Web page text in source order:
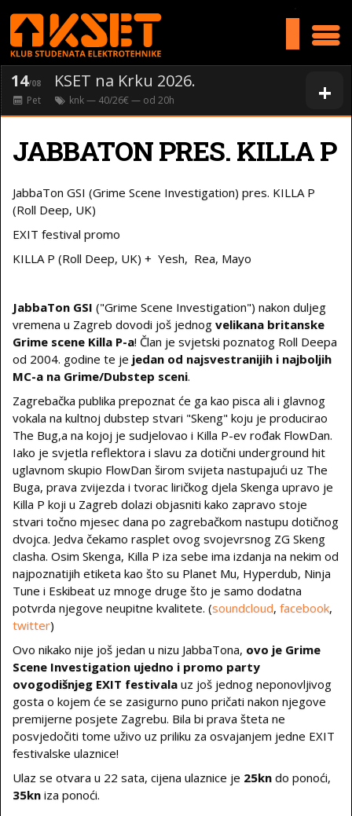
+
14/08 KSET na Krku 2026.
Pet knk— 40/26€ — od 20h
JABBATON PRES. KILLA P
JabbaTon GSI (Grime Scene Investigation) pres. KILLA P
(Roll Deep, UK)
EXIT festival promo
KILLA P (Roll Deep, UK) + Yesh, Rea, Mayo
JabbaTon GSI ("Grime Scene Investigation") nakon duljeg
vremena u Zagreb dovodi još jednog velikana britanske
Grime scene Killa P-a! Član je svjetski poznatog Roll Deepa
od 2004. godine te je jedan od najsvestranijih i najboljih
MC-a na Grime/Dubstep sceni.
Zagrebačka publika prepoznat će ga kao pisca ali i glavnog
vokala na kultnoj dubstep stvari "Skeng" koju je producirao
The Bug,a na kojoj je sudjelovao i Killa P-ev rođak FlowDan.
Iako je svjetla reflektora i slavu za dotični underground hit
uglavnom skupio FlowDan širom svijeta nastupajući uz The
Buga, prava zvijezda i tvorac liričkog djela Skenga upravo je
Killa P koji u Zagreb dolazi objasniti kako zapravo stoje
stvari točno mjesec dana po zagrebačkom nastupu dotičnog
dvojca. Jedva čekamo rasplet ovog svojevrsnog ZG Skeng
clasha. Osim Skenga, Killa P iza sebe ima izdanja na nekim od
najpoznatijih etiketa kao što su Planet Mu, Hyperdub, Ninja
Tune i Eskibeat uz mnoge druge što je samo dodatna
potvrda njegove neupitne kvalitete. (soundcloud, facebook,
twitter)
Ovo nikako nije još jedan u nizu JabbaTona, ovo je Grime
Scene Investigation ujedno i promo party
ovogodišnjeg EXIT festivala uz još jednog neponovljivog
gosta o kojem će se zasigurno puno pričati nakon njegove
premijerne posjete Zagrebu. Bila bi prava šteta ne
posvjedočiti tome uživo uz priliku za osvajanjem jedne EXIT
festivalske ulaznice!
Ulaz se otvara u 22 sata, cijena ulaznice je 25kn do ponoći,
35kn iza ponoći.